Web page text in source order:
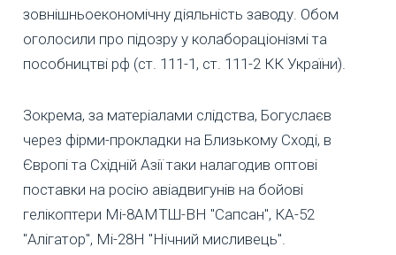
зовнішньоекономічну діяльність заводу. Обом
оголосили про підозру у колабораціонізмі та
пособництві рф (ст. 111-1, ст. 111-2 КК України).
Зокрема, за матеріалами слідства, Богуслаєв
через фірми-прокладки на Близькому Сході, в
Європі та Східній Азії таки налагодив оптові
поставки на росію авіадвигунів на бойові
гелікоптери Мі-8АМТШ-ВН "Сапсан", КА-52
"Алігатор", Мі-28Н "Нічний мисливець".